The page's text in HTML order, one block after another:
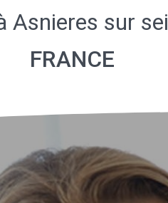
Asnieres sur
FRANCE